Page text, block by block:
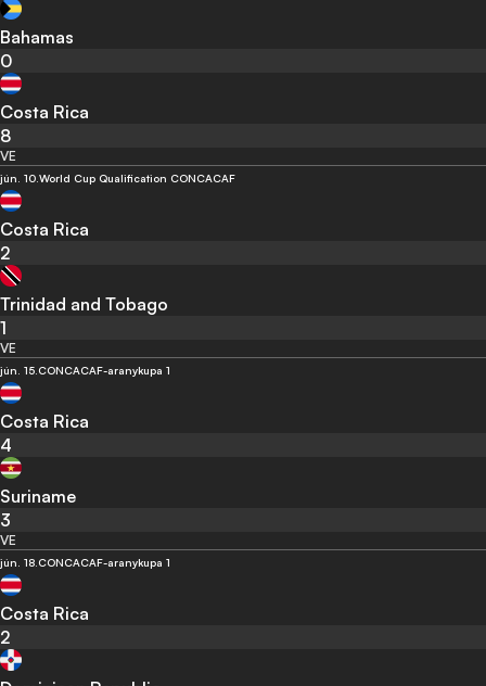
Bahamas
0
Costa Rica
8
VE
jún. 10.World Cup Qualification CONCACAF
Costa Rica
2
Trinidad and Tobago
1
VE
jún. 15.CONCACAF-aranykupa 1
Costa Rica
4
Suriname
3
VE
jún. 18.CONCACAF-aranykupa 1
Costa Rica
2